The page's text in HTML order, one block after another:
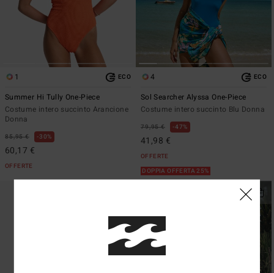
1 ECO
Summer Hi Tully One-Piece
Costume intero succinto Arancione
Donna
85,95 € 30%
60,17 €
OFFERTE
4 ECO
Sol Searcher Alyssa One-Piece
Costume intero succinto Blu Donna
79,95 € 47%
41,98 €
OFFERTE
DOPPIA OFFERTA 25%